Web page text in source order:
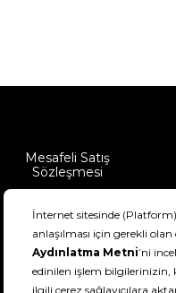
Mesafeli Satış
Sözleşmesi